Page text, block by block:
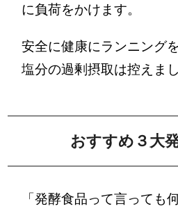
に負荷をかけます。
安全に健康にランニング
塩分の過剰摂取は控えまし
おすすめ３大
「発酵食品って言っても